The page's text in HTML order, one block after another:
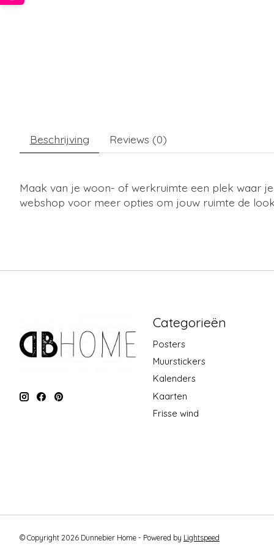
Beschrijving Reviews (0)
Maak van je woon- of werkruimte een plek waar
webshop voor meer opties om jouw ruimte de
Categorieën
Posters
Muurstickers
Kalenders
Kaarten
Frisse wind
© Copyright 2026 Dunnebier Home - Powered by Lightspeed